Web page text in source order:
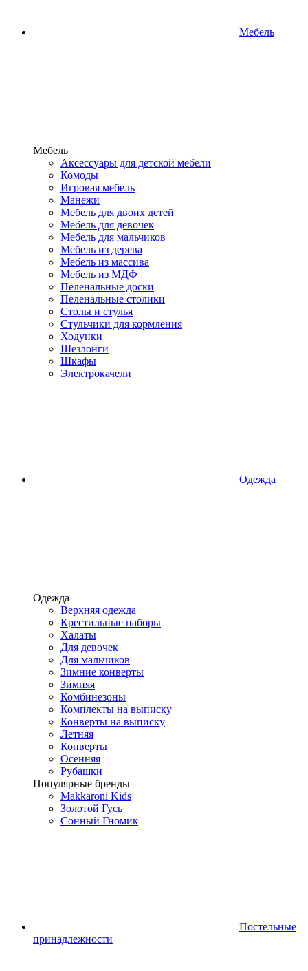
Мебель
Мебель
Аксессуары для детской мебели
Комоды
Игровая мебель
Манежи
Мебель для двоих детей
Мебель для девочек
Мебель для мальчиков
Мебель из дерева
Мебель из массива
Мебель из МДФ
Пеленальные доски
Пеленальные столики
Столы и стулья
Стульчики для кормления
Ходунки
Шезлонги
Шкафы
Электрокачели
Одежда
Одежда
Верхняя одежда
Крестильные наборы
Халаты
Для девочек
Для мальчиков
Зимние конверты
Зимняя
Комбинезоны
Комплекты на выписку
Конверты на выписку
Летняя
Конверты
Осенняя
Рубашки
Популярные бренды
Makkaroni Kids
Золотой Гусь
Сонный Гномик
Постельные
принадлежности